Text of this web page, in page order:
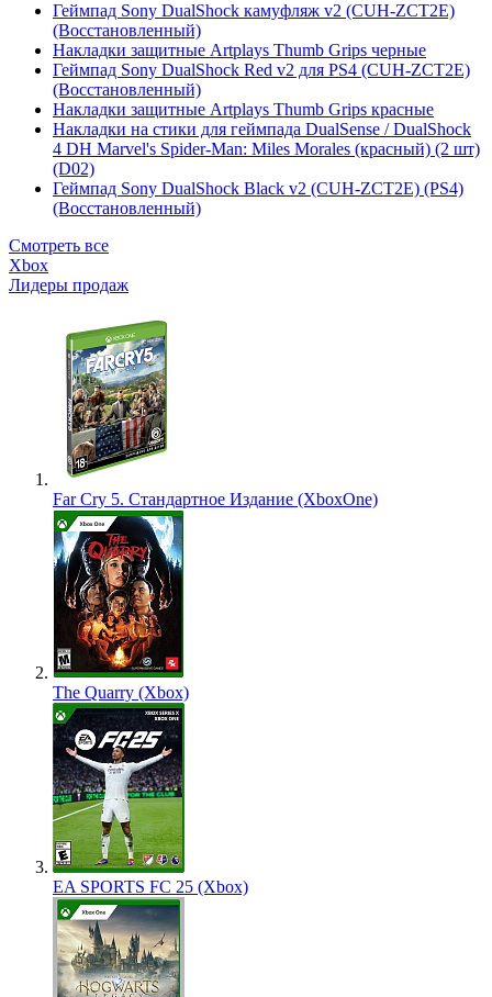
Геймпад Sony DualShock камуфляж v2 (CUH-ZCT2E)
(Восстановленный)
Накладки защитные Artplays Thumb Grips черные
Геймпад Sony DualShock Red v2 для PS4 (CUH-ZCT2E)
(Восстановленный)
Накладки защитные Artplays Thumb Grips красные
Накладки на стики для геймпада DualSense / DualShock
4 DH Marvel's Spider-Man: Miles Morales (красный) (2 шт)
(D02)
Геймпад Sony DualShock Black v2 (CUH-ZCT2E) (PS4)
(Восстановленный)
Смотреть все
Xbox
Лидеры продаж
Far Cry 5. Стандартное Издание (XboxOne)
The Quarry (Xbox)
EA SPORTS FC 25 (Xbox)